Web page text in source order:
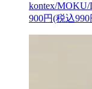
kontex/MOKU/
900円(税込990